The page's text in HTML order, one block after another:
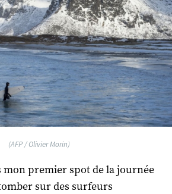
(AFP / Olivier Morin)
mon premier spot de la journée
sur des surfeurs